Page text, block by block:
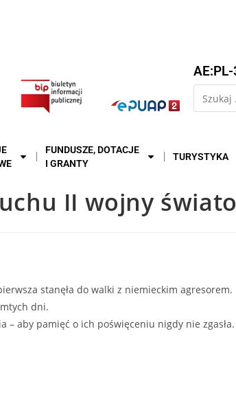
FUNDUSZE, DOTACJE
I GRANTY
TURYSTYKA
II wojny
stanęła do walki z niemieckim agresorem.
dni.
– aby pamięć o ich poświęceniu nigdy nie zgasła.